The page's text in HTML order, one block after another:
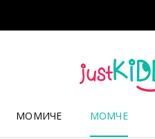
МОМИЧЕ МОМЧЕ